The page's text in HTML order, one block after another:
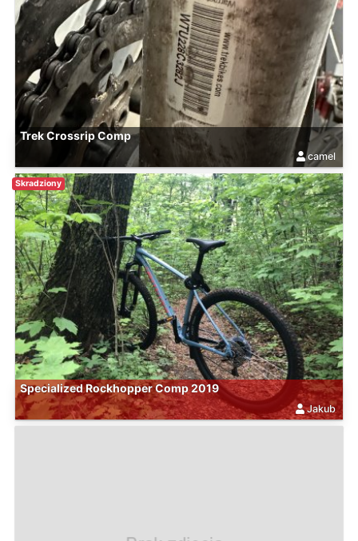
Trek Crossrip Comp
camel
Skradziony
Specialized Rockhopper Comp 2019
Jakub